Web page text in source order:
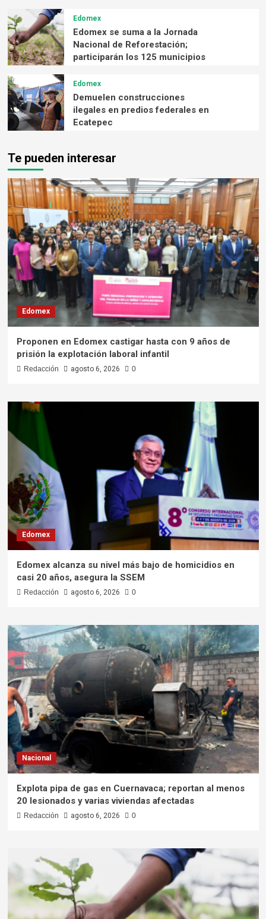
Edomex
Edomex se suma a la Jornada
Nacional de Reforestación;
participarán los 125 municipios
Edomex
Demuelen construcciones
ilegales en predios federales en
Ecatepec
Te pueden interesar
Edomex
Proponen en Edomex castigar hasta con 9 años de
prisión la explotación laboral infantil
Redacción agosto 6, 2026 0
Edomex
Edomex alcanza su nivel más bajo de homicidios en
casi 20 años, asegura la SSEM
Redacción agosto 6, 2026 0
Nacional
Explota pipa de gas en Cuernavaca; reportan al menos
20 lesionados y varias viviendas afectadas
Redacción agosto 6, 2026 0